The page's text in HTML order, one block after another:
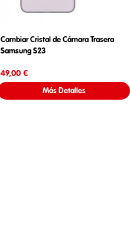
Cambiar Cristal de Cámara Trasera
Samsung S23
49,00 €
Más Detalles